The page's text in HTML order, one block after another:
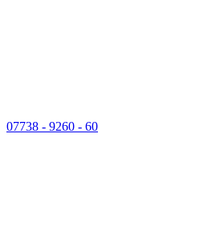
07738 - 9260 - 60